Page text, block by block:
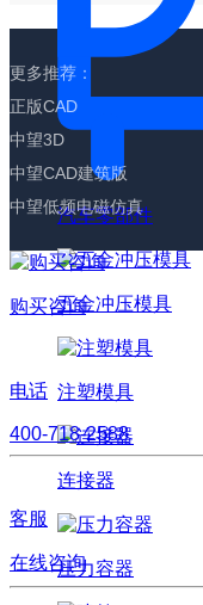
汽车零部件
五金冲压模具
注塑模具
连接器
压力容器
更多推荐：
正版CAD
中望3D
中望CAD建筑版
中望低频电磁仿真
购买咨询
电话
400-718-2588
客服
在线咨询